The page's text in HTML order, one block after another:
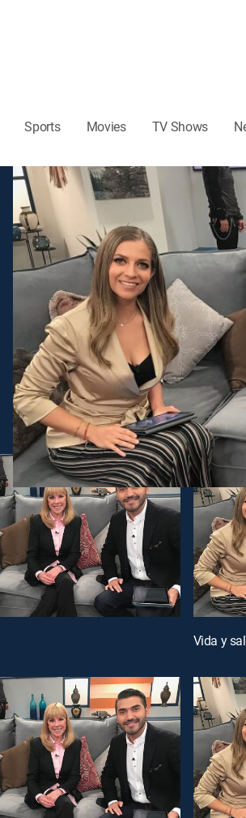
Sports Movies TV Shows
Vida y